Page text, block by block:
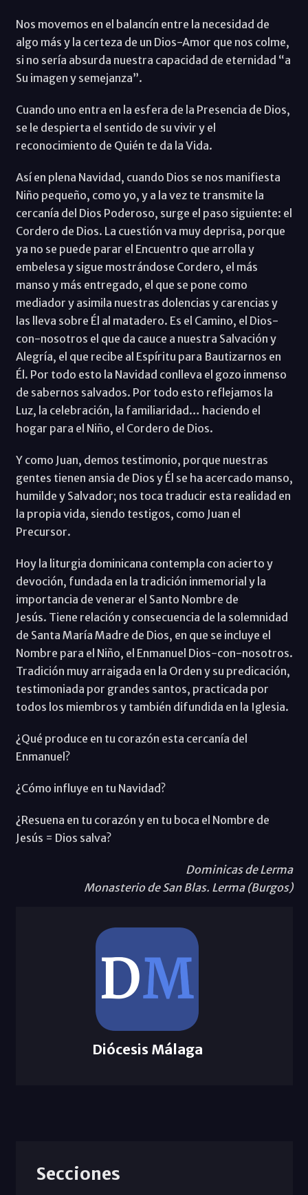
Nos movemos en el balancín entre la necesidad de
algo más y la certeza de un Dios-Amor que nos colme,
si no sería absurda nuestra capacidad de eternidad “a
Su imagen y semejanza”.
Cuando uno entra en la esfera de la Presencia de Dios,
se le despierta el sentido de su vivir y el
reconocimiento de Quién te da la Vida.
Así en plena Navidad, cuando Dios se nos manifiesta
Niño pequeño, como yo, y a la vez te transmite la
cercanía del Dios Poderoso, surge el paso siguiente: el
Cordero de Dios. La cuestión va muy deprisa, porque
ya no se puede parar el Encuentro que arrolla y
embelesa y sigue mostrándose Cordero, el más
manso y más entregado, el que se pone como
mediador y asimila nuestras dolencias y carencias y
las lleva sobre Él al matadero. Es el Camino, el Dios-
con-nosotros el que da cauce a nuestra Salvación y
Alegría, el que recibe al Espíritu para Bautizarnos en
Él. Por todo esto la Navidad conlleva el gozo inmenso
de sabernos salvados. Por todo esto reflejamos la
Luz, la celebración, la familiaridad… haciendo el
hogar para el Niño, el Cordero de Dios.
Y como Juan, demos testimonio, porque nuestras
gentes tienen ansia de Dios y Él se ha acercado manso,
humilde y Salvador; nos toca traducir esta realidad en
la propia vida, siendo testigos, como Juan el
Precursor.
Hoy la liturgia dominicana contempla con acierto y
devoción, fundada en la tradición inmemorial y la
importancia de venerar el Santo Nombre de
Jesús. Tiene relación y consecuencia de la solemnidad
de Santa María Madre de Dios, en que se incluye el
Nombre para el Niño, el Enmanuel Dios-con-nosotros.
Tradición muy arraigada en la Orden y su predicación,
testimoniada por grandes santos, practicada por
todos los miembros y también difundida en la Iglesia.
¿Qué produce en tu corazón esta cercanía del
Enmanuel?
¿Cómo influye en tu Navidad?
¿Resuena en tu corazón y en tu boca el Nombre de
Jesús = Dios salva?
Dominicas de Lerma
Monasterio de San Blas. Lerma (Burgos)
Diócesis Málaga
Secciones